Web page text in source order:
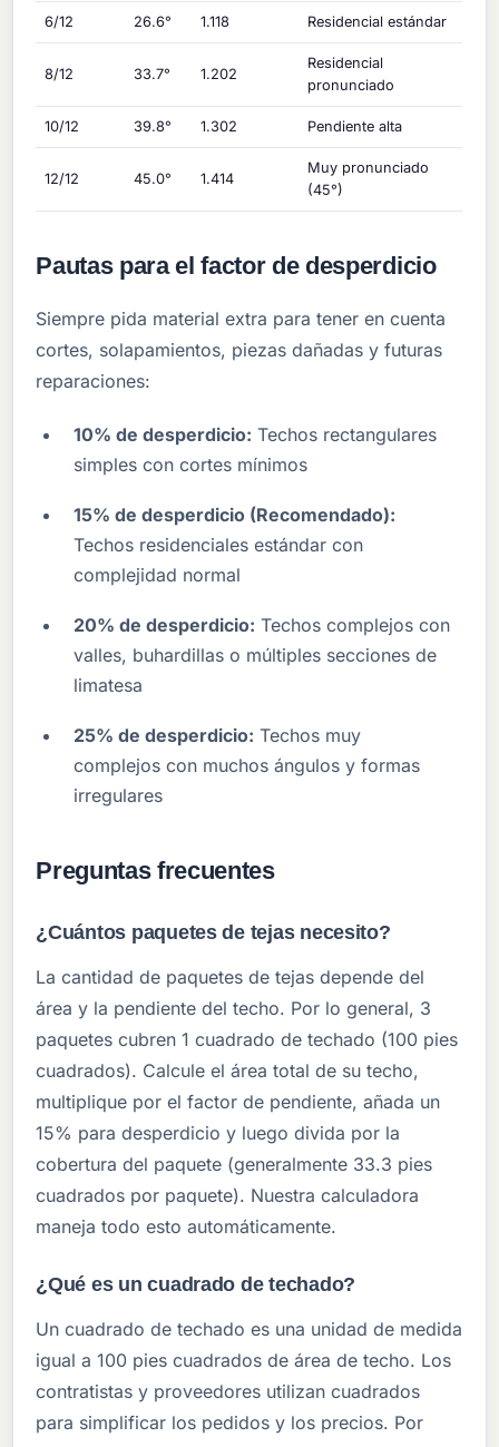
6/12 26.6° 1.118 Residencial estándar
8/12 33.7° 1.202
Residencial
pronunciado
10/12 39.8° 1.302 Pendiente alta
12/12 45.0° 1.414
Muy pronunciado
(45°)
Pautas para el factor de desperdicio
Siempre pida material extra para tener en cuenta
cortes, solapamientos, piezas dañadas y futuras
reparaciones:
10% de desperdicio: Techos rectangulares
simples con cortes mínimos
15% de desperdicio (Recomendado):
Techos residenciales estándar con
complejidad normal
20% de desperdicio: Techos complejos con
valles, buhardillas o múltiples secciones de
limatesa
25% de desperdicio: Techos muy
complejos con muchos ángulos y formas
irregulares
Preguntas frecuentes
¿Cuántos paquetes de tejas necesito?
La cantidad de paquetes de tejas depende del
área y la pendiente del techo. Por lo general, 3
paquetes cubren 1 cuadrado de techado (100 pies
cuadrados). Calcule el área total de su techo,
multiplique por el factor de pendiente, añada un
15% para desperdicio y luego divida por la
cobertura del paquete (generalmente 33.3 pies
cuadrados por paquete). Nuestra calculadora
maneja todo esto automáticamente.
¿Qué es un cuadrado de techado?
Un cuadrado de techado es una unidad de medida
igual a 100 pies cuadrados de área de techo. Los
contratistas y proveedores utilizan cuadrados
para simplificar los pedidos y los precios. Por